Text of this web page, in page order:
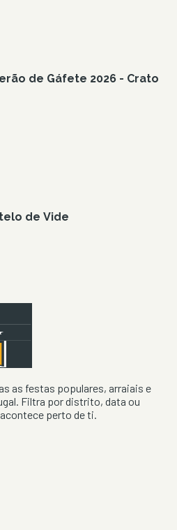
de Gáfete 2026 - Crato
de Vide
as festas populares, arraiais e
Filtra por distrito, data ou
perto de ti.